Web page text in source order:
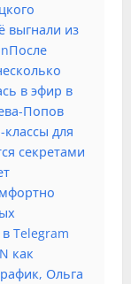
выгнали из
в эфир в
Попов
для
секретами
Telegram
как
Ольга